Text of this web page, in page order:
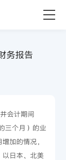
务报告
会计期间
三个月）的业
加的情况，
日本、北美